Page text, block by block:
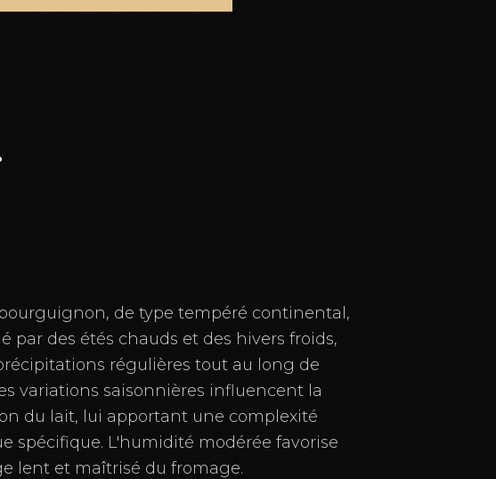
de type tempéré continental,
par des étés chauds et des hivers froids,
régulières tout au long de
variations saisonnières influencent la
du lait, lui apportant une complexité
spécifique. L'humidité modérée favorise
lent et maîtrisé du fromage.